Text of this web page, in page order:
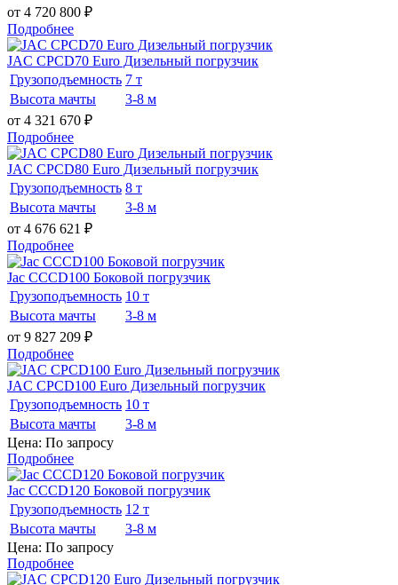
от 4 720 800 ₽
Подробнее
JAC CPCD70 Euro Дизельный погрузчик
Грузоподъемность 7 т
Высота мачты
3-8 м
от 4 321 670 ₽
Подробнее
JAC CPCD80 Euro Дизельный погрузчик
Грузоподъемность 8 т
Высота мачты
3-8 м
от 4 676 621 ₽
Подробнее
Jac CCCD100 Боковой погрузчик
Грузоподъемность 10 т
Высота мачты
3-8 м
от 9 827 209 ₽
Подробнее
JAC CPCD100 Euro Дизельный погрузчик
Грузоподъемность 10 т
Высота мачты
3-8 м
Цена: По запросу
Подробнее
Jac CCCD120 Боковой погрузчик
Грузоподъемность 12 т
Высота мачты
3-8 м
Цена: По запросу
Подробнее